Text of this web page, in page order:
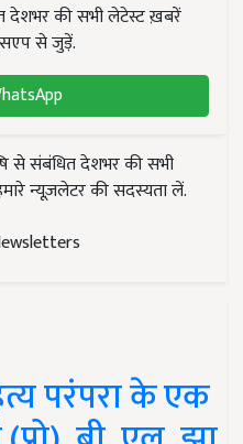
देशभर की सभी लेटेस्ट ख़बरें
से जुड़ें.
से संबंधित देशभर की सभी
न्यूज़लेटर की सदस्यता लें.
परंपरा के एक